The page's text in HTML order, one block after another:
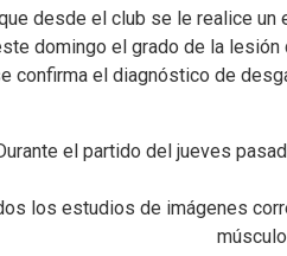
desde el club se le realice
domingo el grado de la
confirma el diagnóstico de
el partido del jueves
los estudios de imágenes